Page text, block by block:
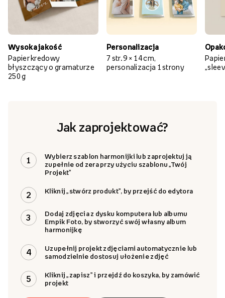
Wysoka jakość
Papier kredowy
błyszczący o gramaturze
250 g
Personalizacja
7 str. 9 × 14 cm,
personalizacja 1 strony
Jak zaprojektować?
1
Wybierz szablon harmonijki lub zaprojektuj ją
zupełnie od zera przy użyciu szablonu „Twój
Projekt”
2 Kliknij „stwórz produkt”, by przejść do edytora
3
Dodaj zdjęcia z dysku komputera lub albumu
Empik Foto, by stworzyć swój własny album
harmonijkę
4
Uzupełnij projekt zdjęciami automatycznie lub
samodzielnie dostosuj ułożenie zdjęć
5
Kliknij „zapisz” i przejdź do koszyka, by zamówić
projekt